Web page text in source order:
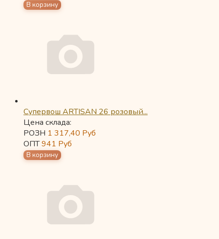
Супервош ARTISAN 26 розовый...
Цена склада:
РОЗН 1 317,40 Руб
ОПТ941 Руб